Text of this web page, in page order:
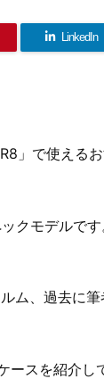
LinkedIn
」で使える
クモデルで
ム、過去に
スを紹介し